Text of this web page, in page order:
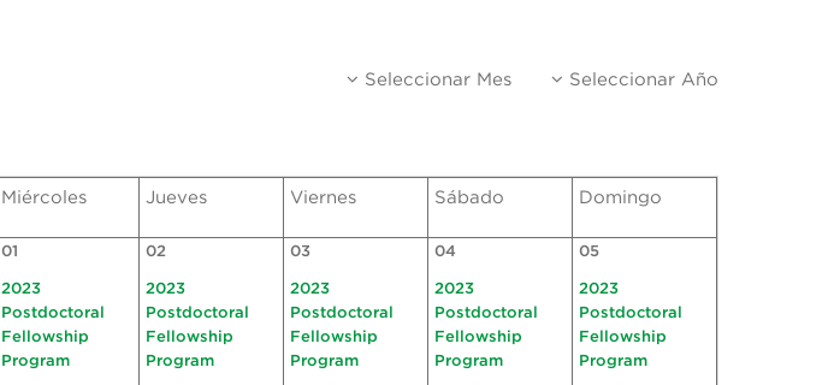
Seleccionar Mes Seleccionar Año
Miércoles Jueves Viernes Sábado Domingo
01
2023
Postdoctoral
Fellowship
Program
02
2023
Postdoctoral
Fellowship
Program
03
2023
Postdoctoral
Fellowship
Program
04
2023
Postdoctoral
Fellowship
Program
05
2023
Postdoctoral
Fellowship
Program